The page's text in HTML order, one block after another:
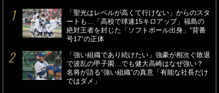
「聖光はレベルが高くて行けない」からのスタ
ートも…「高校で球速15キロアップ」福島の
絶対王者を封じた「ソフトボール出身」“背番
号17”の正体
「強い組織であり続けたい」強豪が相次ぐ敗退
で波乱の甲子園…でも健大高崎はなぜ強い？
名将が語る“強い組織”の真意「有能な社長だけ
ではダメ」